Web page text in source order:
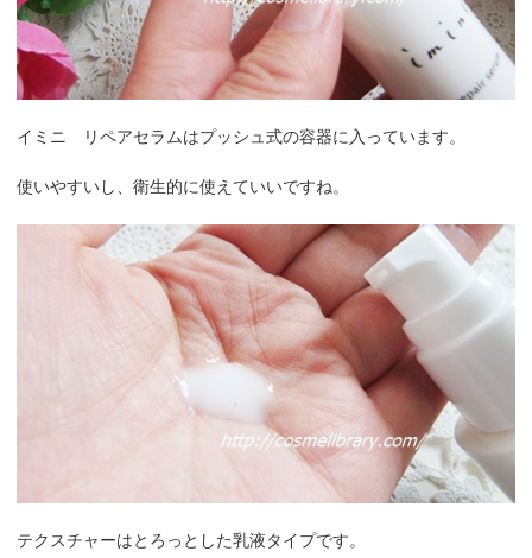
イミニ リペアセラムはプッシュ式の容器に入っています。
使いやすいし、衛生的に使えていいですね。
テクスチャーはとろっとした乳液タイプです。